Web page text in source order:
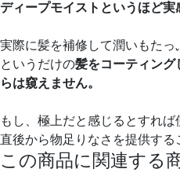
ディープモイストというほど実
実際に髪を補修して潤いもた
というだけの髪をコーティン
らは窺えません。
もし、極上だと感じるとすれ
直後から物足りなさを提供する
この商品に関連する